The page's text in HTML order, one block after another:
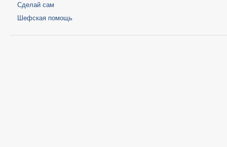
Сделай сам
Шефская помощь